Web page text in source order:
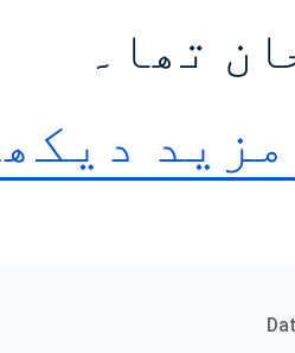
تھا۔
مزید